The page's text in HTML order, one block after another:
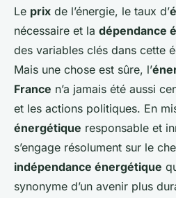
Le prix de l’énergie, le taux d’
nécessaire et la dépendance
des variables clés dans cette
Mais une chose est sûre, l’
France n’a jamais été aussi
et les actions politiques. En
énergétique responsable et
s’engage résolument sur le
indépendance énergétique
synonyme d’un avenir plus